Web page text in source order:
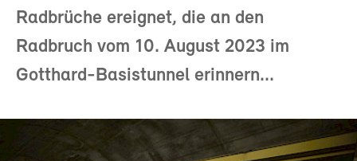
Radbrüche ereignet, die an den
Radbruch vom 10. August 2023 im
Gotthard-Basistunnel erinnern...